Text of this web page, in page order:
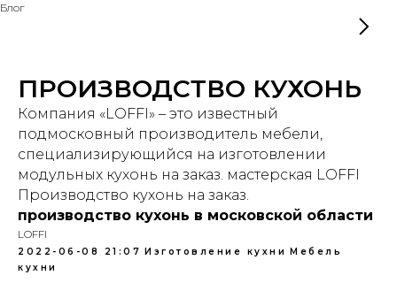
Блог
ПРОИЗВОДСТВО КУХОНЬ
Компания «LOFFI» – это известный
подмосковный производитель мебели,
специализирующийся на изготовлении
модульных кухонь на заказ. мастерская LOFFI
Производство кухонь на заказ.
производство кухонь в московской области
LOFFI
2022-06-08 21:07 Изготовление кухни Мебель
кухни